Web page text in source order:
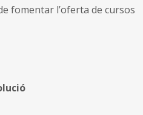
fomentar l’oferta de cursos